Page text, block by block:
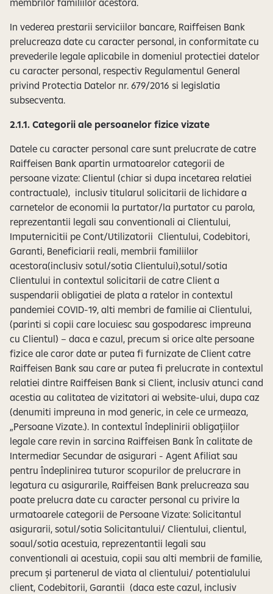
membrilor familiilor acestora.
In vederea prestarii serviciilor bancare, Raiffeisen Bank
prelucreaza date cu caracter personal, in conformitate cu
prevederile legale aplicabile in domeniul protectiei datelor
cu caracter personal, respectiv Regulamentul General
privind Protectia Datelor nr. 679/2016 si legislatia
subsecventa.
2.1.1. Categorii ale persoanelor fizice vizate
Datele cu caracter personal care sunt prelucrate de catre
Raiffeisen Bank apartin urmatoarelor categorii de
persoane vizate: Clientul (chiar si dupa incetarea relatiei
contractuale), inclusiv titularul solicitarii de lichidare a
carnetelor de economii la purtator/la purtator cu parola,
reprezentantii legali sau conventionali ai Clientului,
Imputernicitii pe Cont/Utilizatorii Clientului, Codebitori,
Garanti, Beneficiarii reali, membrii familiilor
acestora(inclusiv sotul/sotia Clientului),sotul/sotia
Clientului in contextul solicitarii de catre Client a
suspendarii obligatiei de plata a ratelor in contextul
pandemiei COVID-19, alti membri de familie ai Clientului,
(parinti si copii care locuiesc sau gospodaresc impreuna
cu Clientul) – daca e cazul, precum si orice alte persoane
fizice ale caror date ar putea fi furnizate de Client catre
Raiffeisen Bank sau care ar putea fi prelucrate in contextul
relatiei dintre Raiffeisen Bank si Client, inclusiv atunci cand
acestia au calitatea de vizitatori ai website-ului, dupa caz
(denumiti impreuna in mod generic, in cele ce urmeaza,
„Persoane Vizate.). In contextul îndeplinirii obligațiilor
legale care revin in sarcina Raiffeisen Bank în calitate de
Intermediar Secundar de asigurari - Agent Afiliat sau
pentru îndeplinirea tuturor scopurilor de prelucrare in
legatura cu asigurarile, Raiffeisen Bank prelucreaza sau
poate prelucra date cu caracter personal cu privire la
urmatoarele categorii de Persoane Vizate: Solicitantul
asigurarii, sotul/sotia Solicitantului/ Clientului, clientul,
soaul/sotia acestuia, reprezentantii legali sau
conventionali ai acestuia, copii sau alti membrii de familie,
precum și partenerul de viata al clientului/ potentialului
client, Codebitorii, Garantii (daca este cazul, inclusiv